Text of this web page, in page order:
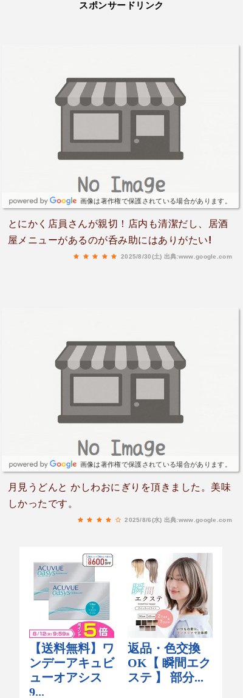
スポンサードリンク
画像は著作権で保護されている場合があります。
とにかく店員さんが親切！店内も清潔だし、居酒
屋メニューがあるのが呑み助にはありがたい!
2025/8/30(土) 出典:www.google.com
画像は著作権で保護されている場合があります。
月見うどんと かしわおにぎりを頂きました。美味
しかったです。
2025/8/6(水) 出典:www.google.com